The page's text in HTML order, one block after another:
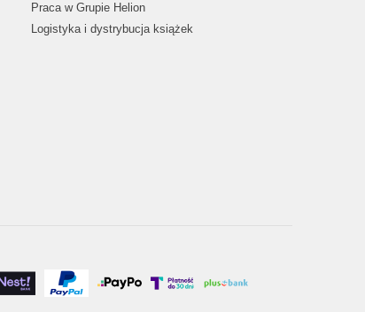
Praca w Grupie Helion
Logistyka i dystrybucja książek